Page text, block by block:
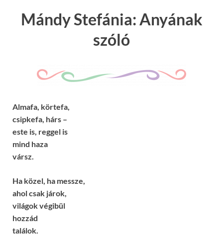
Mándy Stefánia: Anyának
szóló
Almafa, körtefa,
csipkefa, hárs –
este is, reggel is
mind haza
vársz.
Ha közel, ha messze,
ahol csak járok,
világok végibül
hozzád
találok.